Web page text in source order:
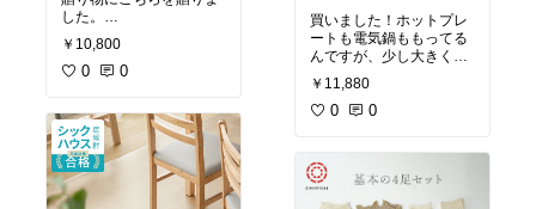
した。
選ぶ楽しさもあり、特別
感もあってとっても喜ん
でもらって私も嬉しかっ
らせを受けたので、次も
こちらを送ろうと思いま
す♪
￥10,800
0 0
買いました！ホットプレ
ートも電気鍋ももってる
んですが、少し大きく
て。
コンパクトに手軽に使え
るものが欲しかったんで
ちょうどいいサイズで
す！
私のおすすめ！
￥11,880
0 0